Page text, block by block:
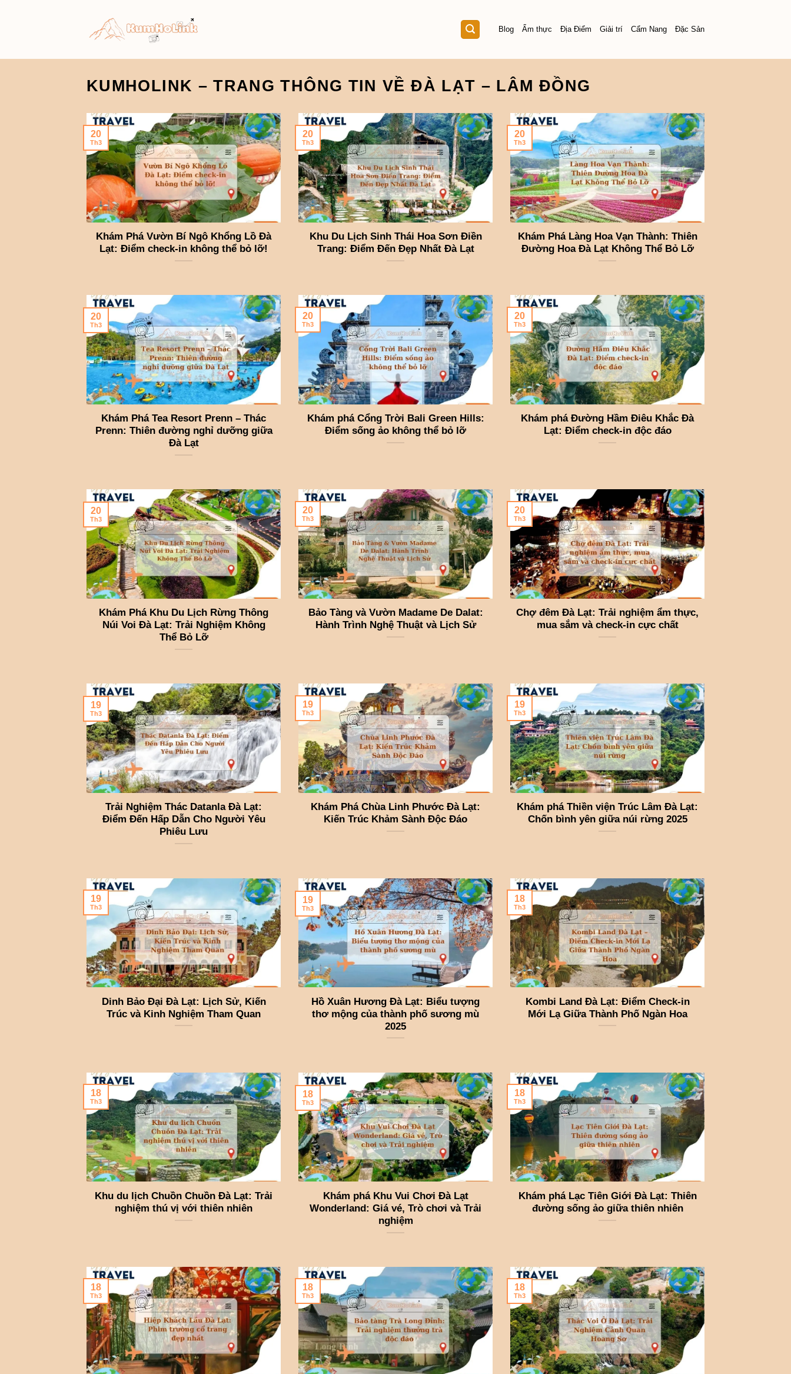
Blog Ẩm thực Địa Điểm Giải trí Cẩm Nang Đặc Sản
KUMHOLINK – TRANG THÔNG TIN VỀ ĐÀ LẠT – LÂM ĐỒNG
Khám Phá Vườn Bí Ngô Khổng Lồ Đà
Lạt: Điểm check-in không thể bỏ lỡ!
20
Th3
Khu Du Lịch Sinh Thái Hoa Sơn Điền
Trang: Điểm Đến Đẹp Nhất Đà Lạt
20
Th3
Khám Phá Làng Hoa Vạn Thành: Thiên
Đường Hoa Đà Lạt Không Thể Bỏ Lỡ
20
Th3
Khám Phá Tea Resort Prenn – Thác
Prenn: Thiên đường nghỉ dưỡng giữa
Đà Lạt
20
Th3
Khám phá Cổng Trời Bali Green Hills:
Điểm sống ảo không thể bỏ lỡ
20
Th3
Khám phá Đường Hầm Điêu Khắc Đà
Lạt: Điểm check-in độc đáo
20
Th3
Khám Phá Khu Du Lịch Rừng Thông
Núi Voi Đà Lạt: Trải Nghiệm Không
Thể Bỏ Lỡ
20
Th3
Bảo Tàng và Vườn Madame De Dalat:
Hành Trình Nghệ Thuật và Lịch Sử
20
Th3
Chợ đêm Đà Lạt: Trải nghiệm ẩm thực,
mua sắm và check-in cực chất
20
Th3
Trải Nghiệm Thác Datanla Đà Lạt:
Điểm Đến Hấp Dẫn Cho Người Yêu
Phiêu Lưu
19
Th3
Khám Phá Chùa Linh Phước Đà Lạt:
Kiến Trúc Khảm Sành Độc Đáo
19
Th3
Khám phá Thiền viện Trúc Lâm Đà Lạt:
Chốn bình yên giữa núi rừng 2025
19
Th3
Dinh Bảo Đại Đà Lạt: Lịch Sử, Kiến
Trúc và Kinh Nghiệm Tham Quan
19
Th3
Hồ Xuân Hương Đà Lạt: Biểu tượng
thơ mộng của thành phố sương mù
2025
19
Th3
Kombi Land Đà Lạt: Điểm Check-in
Mới Lạ Giữa Thành Phố Ngàn Hoa
18
Th3
Khu du lịch Chuồn Chuồn Đà Lạt: Trải
nghiệm thú vị với thiên nhiên
18
Th3
Khám phá Khu Vui Chơi Đà Lạt
Wonderland: Giá vé, Trò chơi và Trải
nghiệm
18
Th3
Khám phá Lạc Tiên Giới Đà Lạt: Thiên
đường sống ảo giữa thiên nhiên
18
Th3
18
Th3
18
Th3
18
Th3